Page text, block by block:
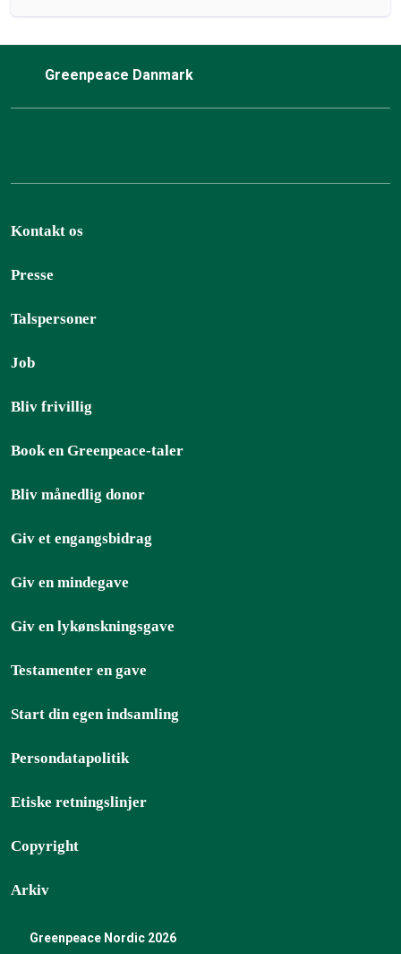
Greenpeace Danmark
Kontakt os
Presse
Talspersoner
Job
Bliv frivillig
Book en Greenpeace-taler
Bliv månedlig donor
Giv et engangsbidrag
Giv en mindegave
Giv en lykønskningsgave
Testamenter en gave
Start din egen indsamling
Persondatapolitik
Etiske retningslinjer
Copyright
Arkiv
Greenpeace Nordic 2026